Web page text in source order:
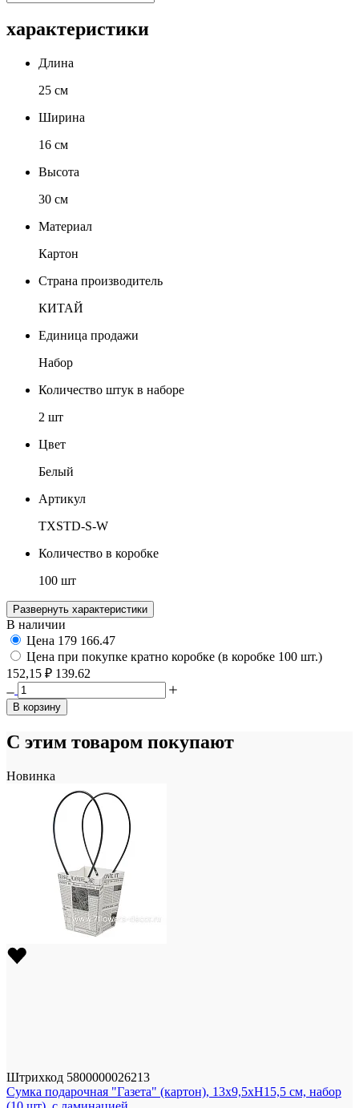
характеристики
Длина
25 см
Ширина
16 см
Высота
30 см
Материал
Картон
Страна производитель
КИТАЙ
Единица продажи
Набор
Количество штук в наборе
2 шт
Цвет
Белый
Артикул
TXSTD-S-W
Количество в коробке
100 шт
Развернуть характеристики
В наличии
Цена 179 166.47
Цена при покупке кратно коробке (в коробке 100 шт.)
152,15 ₽ 139.62
В корзину
С этим товаром покупают
Новинка
Штрихкод 5800000026213
Сумка подарочная "Газета" (картон), 13x9,5xH15,5 см, набор